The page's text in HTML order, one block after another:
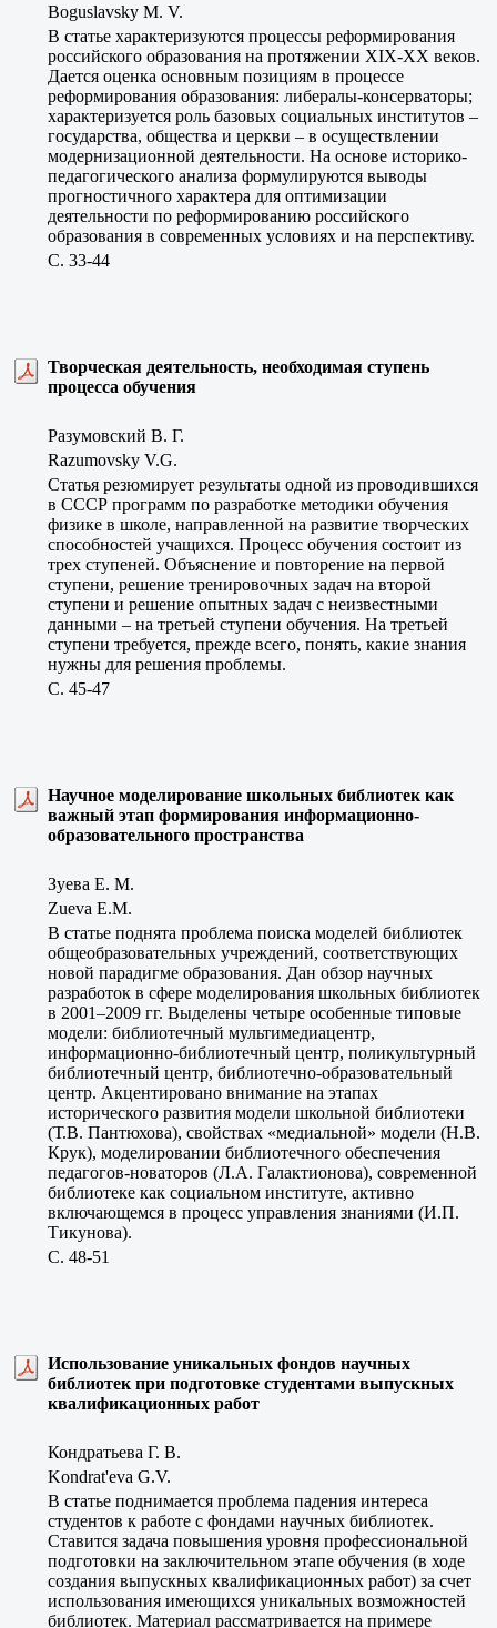
Boguslavsky M. V.
В статье характеризуются процессы реформирования
российского образования на протяжении XIX-ХХ веков.
Дается оценка основным позициям в процессе
реформирования образования: либералы-консерваторы;
характеризуется роль базовых социальных институтов –
государства, общества и церкви – в осуществлении
модернизационной деятельности. На основе историко-
педагогического анализа формулируются выводы
прогностичного характера для оптимизации
деятельности по реформированию российского
образования в современных условиях и на перспективу.
C. 33-44
Творческая деятельность, необходимая ступень
процесса обучения
Разумовский В. Г.
Razumovsky V.G.
Статья резюмирует результаты одной из проводившихся
в СССР программ по разработке методики обучения
физике в школе, направленной на развитие творческих
способностей учащихся. Процесс обучения состоит из
трех ступеней. Объяснение и повторение на первой
ступени, решение тренировочных задач на второй
ступени и решение опытных задач с неизвестными
данными – на третьей ступени обучения. На третьей
ступени требуется, прежде всего, понять, какие знания
нужны для решения проблемы.
C. 45-47
Научное моделирование школьных библиотек как
важный этап формирования информационно-
образовательного пространства
Зуева Е. М.
Zueva E.M.
В статье поднята проблема поиска моделей библиотек
общеобразовательных учреждений, соответствующих
новой парадигме образования. Дан обзор научных
разработок в сфере моделирования школьных библиотек
в 2001–2009 гг. Выделены четыре особенные типовые
модели: библиотечный мультимедиацентр,
информационно-библиотечный центр, поликультурный
библиотечный центр, библиотечно-образовательный
центр. Акцентировано внимание на этапах
исторического развития модели школьной библиотеки
(Т.В. Пантюхова), свойствах «медиальной» модели (Н.В.
Крук), моделировании библиотечного обеспечения
педагогов-новаторов (Л.А. Галактионова), современной
библиотеке как социальном институте, активно
включающемся в процесс управления знаниями (И.П.
Тикунова).
C. 48-51
Использование уникальных фондов научных
библиотек при подготовке студентами выпускных
квалификационных работ
Кондратьева Г. В.
Kondrat'eva G.V.
В статье поднимается проблема падения интереса
студентов к работе с фондами научных библиотек.
Ставится задача повышения уровня профессиональной
подготовки на заключительном этапе обучения (в ходе
создания выпускных квалификационных работ) за счет
использования имеющихся уникальных возможностей
библиотек. Материал рассматривается на примере